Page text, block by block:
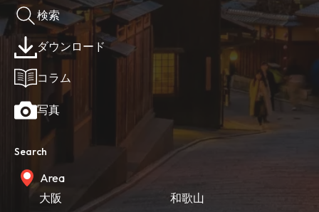
検索
ダウンロード
コラム
写真
Search
Area
大阪
和歌山